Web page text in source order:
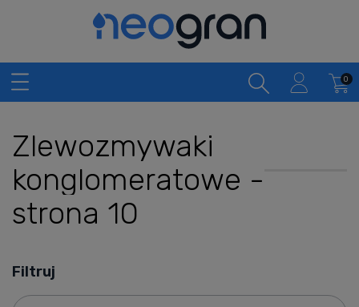
Zlewozmywaki
konglomeratowe -
strona 10
Filtruj